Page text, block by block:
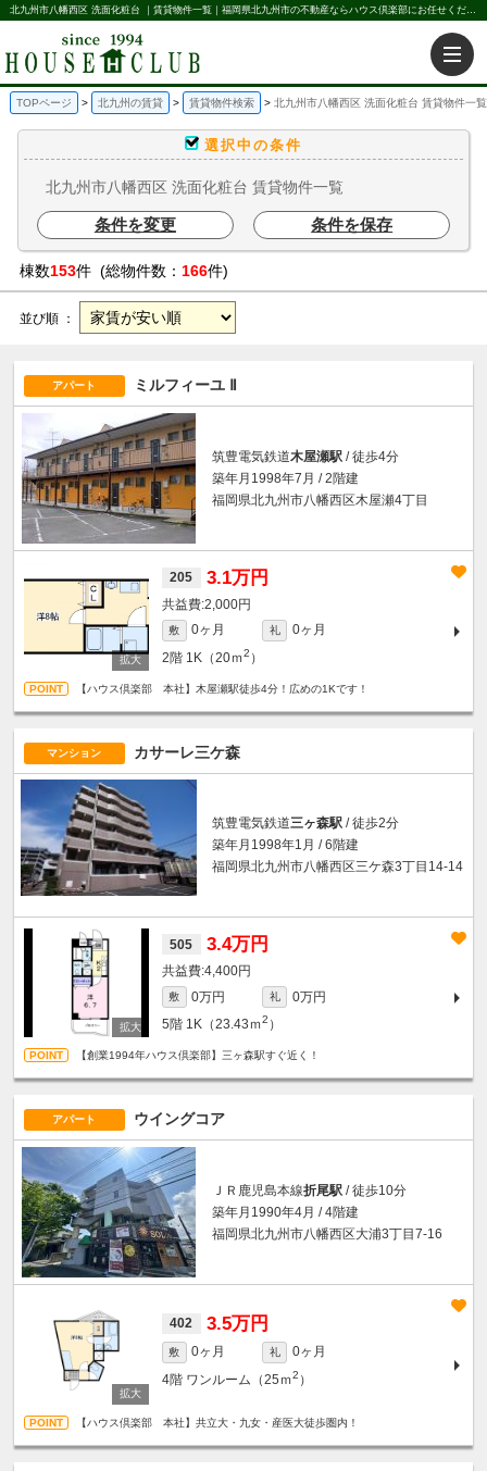
北九州市八幡西区 洗面化粧台 ｜賃貸物件一覧｜福岡県北九州市の不動産ならハウス倶楽部にお任せください。北九州の賃貸・売買・不動産買取などを不動産に関することならなんでもお任せ。
TOPページ 北九州の賃貸 賃貸物件検索 北九州市八幡西区 洗面化粧台 賃貸物件一覧
選択中の条件
北九州市八幡西区 洗面化粧台 賃貸物件一覧
条件を変更 条件を保存
棟数153件 (総物件数： 166件)
並び順 ：
アパート ミルフィーユ Ⅱ
筑豊電気鉄道木屋瀬駅 / 徒歩4分
築年月1998年7月 / 2階建
福岡県北九州市八幡西区木屋瀬4丁目
205 3.1万円
2,000円
敷 0ヶ月 礼
0ヶ月
2階 1K（20ｍ2 ）
【ハウス倶楽部 本社】木屋瀬駅徒歩4分！広めの1Kです！
マンション カサーレ三ケ森
筑豊電気鉄道三ヶ森駅 / 徒歩2分
築年月1998年1月 / 6階建
福岡県北九州市八幡西区三ケ森3丁目14-14
505 3.4万円
4,400円
敷 0万円 礼
0万円
5階 1K（23.43ｍ2 ）
【創業1994年ハウス倶楽部】三ヶ森駅すぐ近く！
アパート ウイングコア
ＪＲ鹿児島本線折尾駅 / 徒歩10分
築年月1990年4月 / 4階建
福岡県北九州市八幡西区大浦3丁目7-16
402 3.5万円
敷 0ヶ月 礼
0ヶ月
4階 ワンルーム（25ｍ2 ）
【ハウス倶楽部 本社】共立大・九女・産医大徒歩圏内！